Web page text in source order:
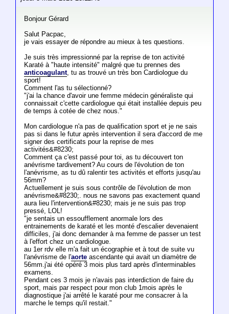
Bonjour Gérard
Salut Pacpac,
je vais essayer de répondre au mieux à tes questions.
Je suis très impressionné par la reprise de ton activité
Karaté à "haute intensité" malgré que tu prennes des
anticoagulant, tu as trouvé un très bon Cardiologue du
sport!
Comment l'as tu sélectionné?
"j'ai la chance d'avoir une femme médecin généraliste qui
connaissait c'cette cardiologue qui était installée depuis peu
de temps à cotée de chez nous."
Mon cardiologue n'a pas de qualification sport et je ne sais
pas si dans le futur après intervention il sera d'accord de me
signer des certificats pour la reprise de mes
activités&#8230;
Comment ça c'est passé pour toi, as tu découvert ton
anévrisme tardivement? Au cours de l'évolution de ton
l'anévrisme, as tu dû ralentir tes activités et efforts jusqu'au
56mm?
Actuellement je suis sous contrôle de l'évolution de mon
anévrisme&#8230;. nous ne savons pas exactement quand
aura lieu l'intervention&#8230; mais je ne suis pas trop
pressé, LOL!
"je sentais un essoufflement anormale lors des
entrainements de karaté et les monté d'escalier devenaient
difficiles, j'ai donc demander à ma femme de passer un test
à l'effort chez un cardiologue.
au 1er rdv elle m'a fait un écographie et à tout de suite vu
l'anévrisme de l'aorteascendante qui avait un diamètre de
56mm.j'ai été opéré 3 mois plus tard après d'interminables
examens.
Pendant ces 3 mois je n'avais pas interdiction de faire du
sport, mais par respect pour mon club 1mois après le
diagnostique j'ai arrêté le karaté pour me consacrer à la
marche le temps qu'il restait."